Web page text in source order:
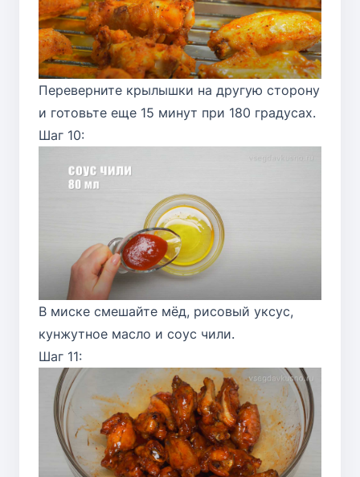
Переверните крылышки на другую сторону
и готовьте еще 15 минут при 180 градусах.
Шаг 10:
В миске смешайте мёд, рисовый уксус,
кунжутное масло и соус чили.
Шаг 11: